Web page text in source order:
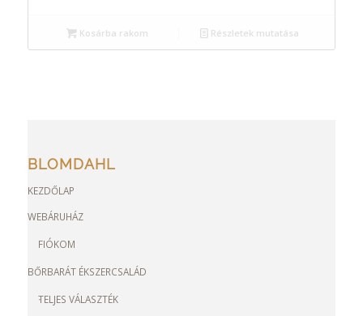
Kosárba rakom Részletek mutatása
BLOMDAHL
KEZDŐLAP
WEBÁRUHÁZ
FIÓKOM
BŐRBARÁT ÉKSZERCSALÁD
TELJES VÁLASZTÉK